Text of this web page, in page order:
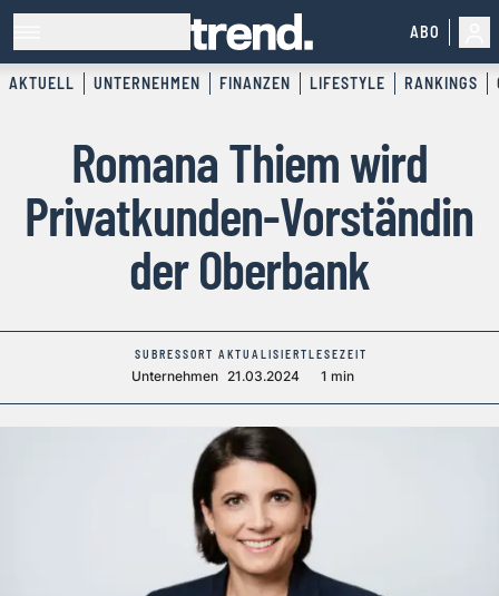
ABO
AKTUELL UNTERNEHMEN FINANZEN LIFESTYLE RANKINGS
Romana Thiem wird
Privatkunden-Vorständin
der Oberbank
SUBRESSORT
Unternehmen
AKTUALISIERT
21.03.2024
LESEZEIT
1 min